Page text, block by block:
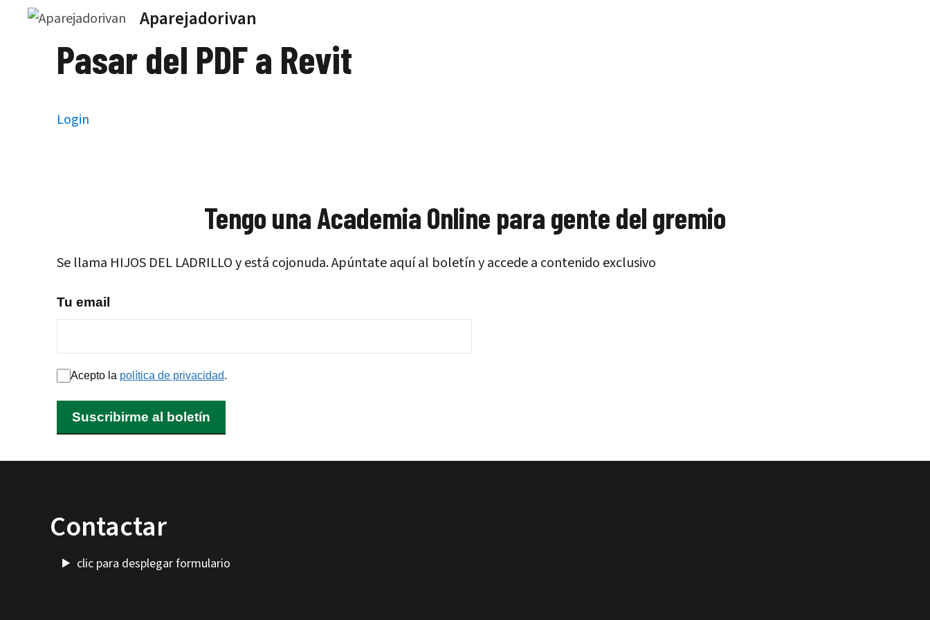
Saltar
Aparejadorivan
Pasar del PDF a Revit
Login
Tengo una Academia Online para gente del gremio
Se llama HIJOS DEL LADRILLO y está cojonuda. Apúntate aquí al boletín y accede a contenido exclusivo
Tu email
Acepto la política de privacidad.
Suscribirme al boletín
Contactar
clic para desplegar formulario